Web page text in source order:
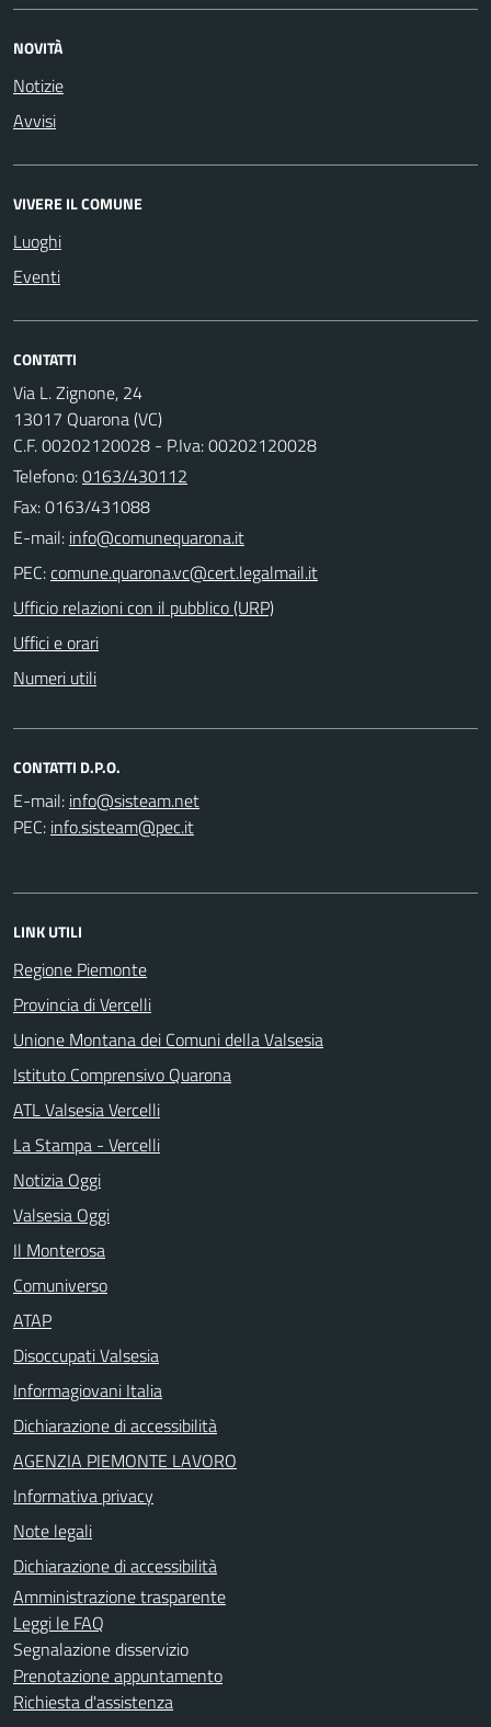
NOVITÀ
Notizie
Avvisi
VIVERE IL COMUNE
Luoghi
Eventi
CONTATTI
Via L. Zignone, 24
13017 Quarona (VC)
C.F. 00202120028 - P.Iva: 00202120028
Telefono:0163/430112
Fax: 0163/431088
E-mail:
PEC:
Ufficio relazioni con il pubblico (URP)
Uffici e orari
Numeri utili
CONTATTI D.P.O.
E-mail:
PEC:
LINK UTILI
Regione Piemonte
Provincia di Vercelli
Unione Montana dei Comuni della Valsesia
Istituto Comprensivo Quarona
ATL Valsesia Vercelli
La Stampa - Vercelli
Notizia Oggi
Valsesia Oggi
Il Monterosa
Comuniverso
ATAP
Disoccupati Valsesia
Informagiovani Italia
Dichiarazione di accessibilità
AGENZIA PIEMONTE LAVORO
Informativa privacy
Note legali
Dichiarazione di accessibilità
Amministrazione trasparente
Leggi le FAQ
Segnalazione disservizio
Prenotazione appuntamento
Richiesta d'assistenza